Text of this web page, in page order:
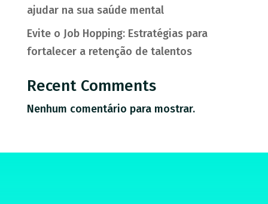
ajudar na sua saúde mental
Evite o Job Hopping: Estratégias para
fortalecer a retenção de talentos
Recent Comments
Nenhum comentário para mostrar.